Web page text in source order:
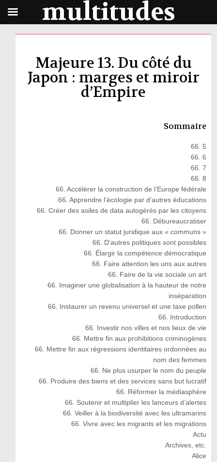
Majeure 13. Du côté du
Japon : marges et miroir
d’Empire
Sommaire
66. 5
66. 6
66. 7
66. 8
66. Accélérer la construction de l’Europe fédérale
66. Apprendre l’écologie par d’autres éducations
66. Créer des asiles de data autogérés par les citoyens
66. Débureaucratiser
66. Donner un statut juridique aux « communs »
66. D’autres politiques sont possibles
66. Élargir la compétence démocratique
66. Faire attention les uns aux autres
66. Faire de la vie sociale un art
66. Imaginer une globalisation à la hauteur de notre
inséparation
66. Instaurer un revenu universel et une taxe pollen
66. Introduction
66. Investir nos villes et nos lieux de vie
66. Mettre fin aux prohibitions criminogènes
66. Mettre fin aux régressions identitaires ordonnées au
nom des femmes
66. Ne plus usurper le nom du peuple
66. Produire des biens et des services sans but lucratif
66. Réformer la médiasphère
66. Soutenir et multiplier les lanceurs d’alertes
66. Veiller à la biodiversité avec les ultramarins
66. Vivre avec les migrants et les migrations
Actu
Archives, etc.
Alice
multitudes